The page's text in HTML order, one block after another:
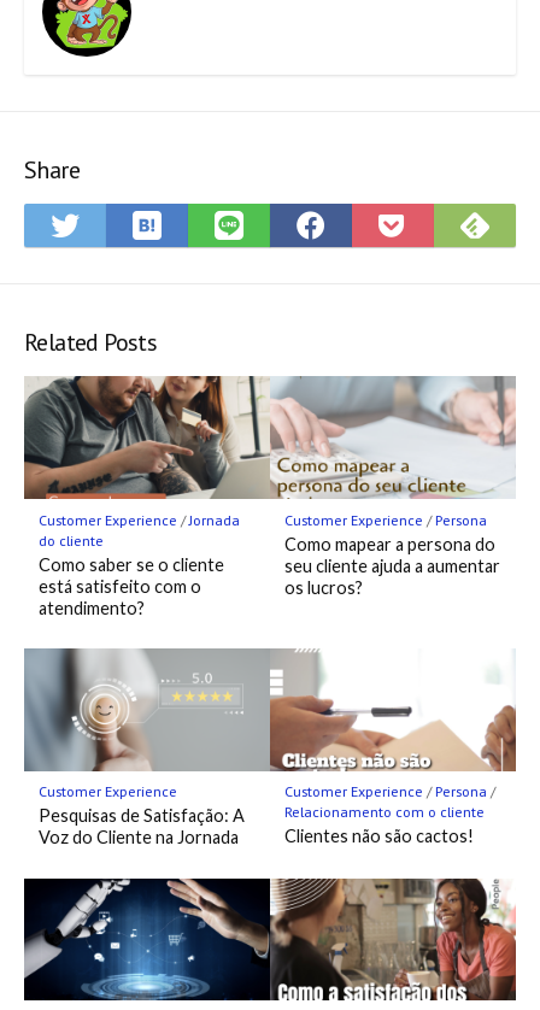
Share
Share
on
Save
to
Share
on
Share
on
Save
to
on
Related Posts
Customer Experience /Jornada
do cliente
Como saber se o cliente
está satisfeito com o
atendimento?
Customer Experience / Persona
Como mapear a persona do
seu cliente ajuda a aumentar
os lucros?
Customer Experience
Pesquisas de Satisfação: A
Voz do Cliente na Jornada
Customer Experience / Persona /
Relacionamento com o cliente
Clientes não são cactos!